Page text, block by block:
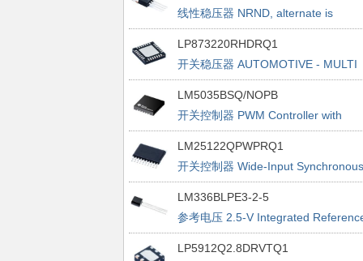
线性稳压器 NRND, alternate is
LM340T-5.0/NOPB
LP873220RHDRQ1
开关稳压器 AUTOMOTIVE - MULTI
PHASE
LM5035BSQ/NOPB
开关控制器 PWM Controller with
Integrated Half-Bri
LM25122QPWPRQ1
开关控制器 Wide-Input Synchronous
Boost Controller
LM336BLPE3-2-5
参考电压 2.5-V Integrated
Circuit
LP5912Q2.8DRVTQ1